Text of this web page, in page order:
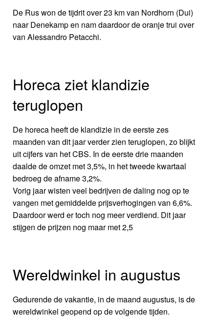
De Rus won de tijdrit over 23 km van Nordhorn (Dui)
naar Denekamp en nam daardoor de oranje trui over
van Alessandro Petacchi.
Horeca ziet klandizie
teruglopen
De horeca heeft de klandizie in de eerste zes
maanden van dit jaar verder zien teruglopen, zo blijkt
uit cijfers van het CBS. In de eerste drie maanden
daalde de omzet met 3,5%, in het tweede kwartaal
bedroeg de afname 3,2%.
Vorig jaar wisten veel bedrijven de daling nog op te
vangen met gemiddelde prijsverhogingen van 6,6%.
Daardoor werd er toch nog meer verdiend. Dit jaar
stijgen de prijzen nog maar met 2,5
Wereldwinkel in augustus
Gedurende de vakantie, in de maand augustus, is de
wereldwinkel geopend op de volgende tijden.